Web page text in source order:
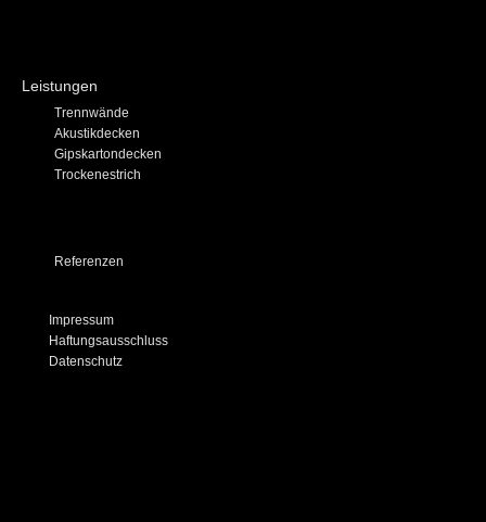
Leistungen
Trennwände
Akustikdecken
Gipskartondecken
Trockenestrich
Referenzen
Impressum
Haftungsausschluss
Datenschutz